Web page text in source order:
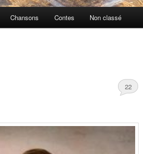
Chansons Contes Non classé
22